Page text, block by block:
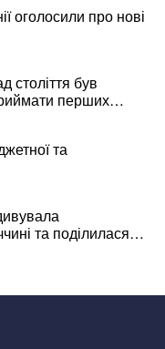
оголосили про нові
століття був
перших
та
та поділилася